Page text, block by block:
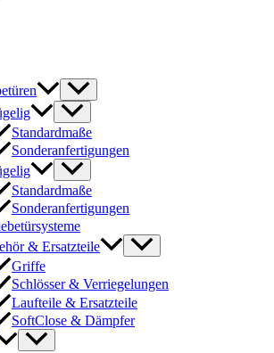
Standardmaße
Sonderanfertigungen
Standardmaße
Sonderanfertigungen
& Ersatzteile
Griffe
Schlösser & Verriegelungen
Laufteile & Ersatzteile
SoftClose & Dämpfer